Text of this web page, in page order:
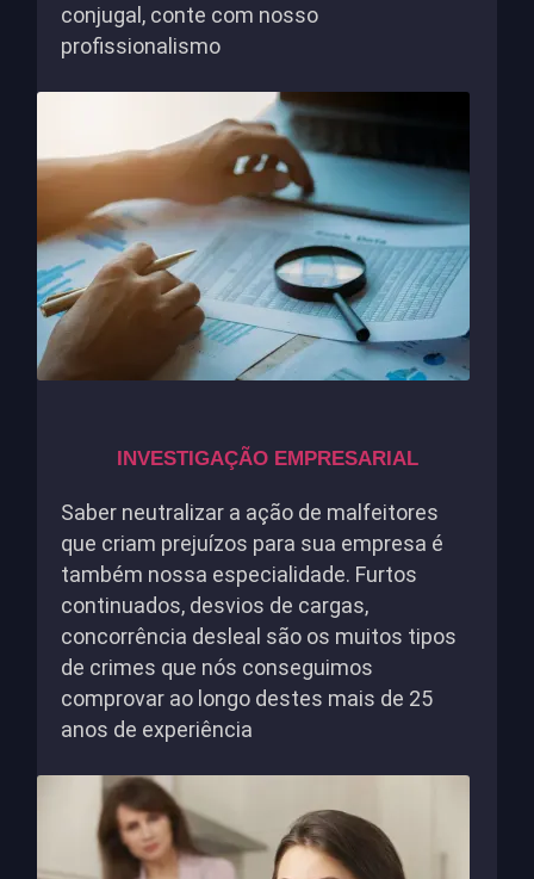
conjugal, conte com nosso
profissionalismo
INVESTIGAÇÃO EMPRESARIAL
Saber neutralizar a ação de malfeitores
que criam prejuízos para sua empresa é
também nossa especialidade. Furtos
continuados, desvios de cargas,
concorrência desleal são os muitos tipos
de crimes que nós conseguimos
comprovar ao longo destes mais de 25
anos de experiência